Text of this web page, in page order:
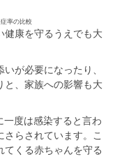
率の比較
健康を守るうえでも大
が必要になったり、
と、家族への影響も大
一度は感染すると言わ
らされています。こ
てくる赤ちゃんを守る